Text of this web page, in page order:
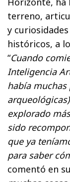
terreno,
y
históricos, a
“Cuando
Inteligencia
había
explorado
sido
que ya
para saber
comentó en